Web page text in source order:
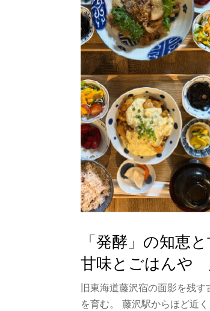
「発酵」の知恵
甘味とごはんや
旧東海道藤沢宿の面影を残
を育む。 藤沢駅からほど近